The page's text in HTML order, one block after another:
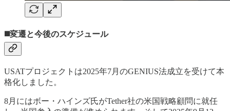
◼️変遷と今後のスケジュール
USATプロジェクトは2025年7月のGENIUS法成立を受けて本
格化しました。
8月にはボー・ハインズ氏がTether社の米国戦略顧問に就任